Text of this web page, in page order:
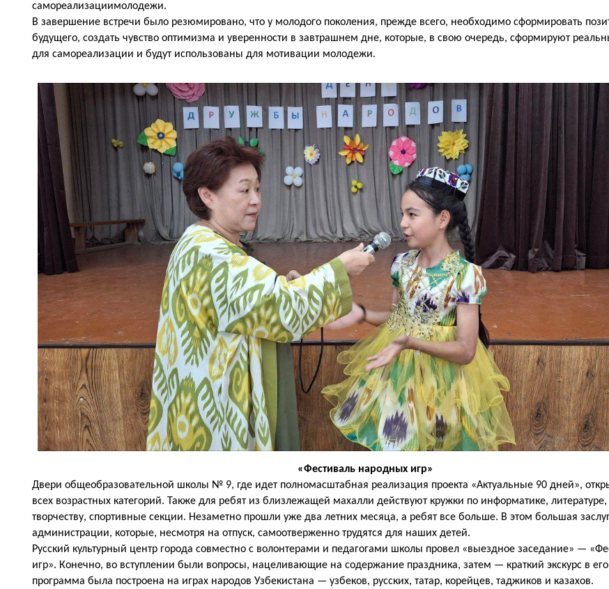
самореализациимолодежи.
В завершение встречи было резюмировано, что у молодого поколения, прежде всего, необходимо сформировать
будущего, создать чувство оптимизма и уверенности в завтрашнем дне, которые, в свою очередь, сформируют
для самореализации и будут использованы для мотивации молодежи.
«Фестиваль народных игр»
Двери общеобразовательной школы № 9, где идет полномасштабная реализация проекта «Актуальные 90 дней»,
всех возрастных категорий. Также для ребят из близлежащей махалли действуют кружки по информатике,
творчеству, спортивные секции. Незаметно прошли уже два летних месяца, а ребят все больше. В этом большая
администрации, которые, несмотря на отпуск, самоотверженно трудятся для наших детей.
Русский культурный центр города совместно с волонтерами и педагогами школы провел «выездное заседание» —
игр». Конечно, во вступлении были вопросы, нацеливающие на содержание праздника, затем — краткий экскурс в
программа была построена на играх народов Узбекистана — узбеков, русских, татар, корейцев, таджиков и казахов.